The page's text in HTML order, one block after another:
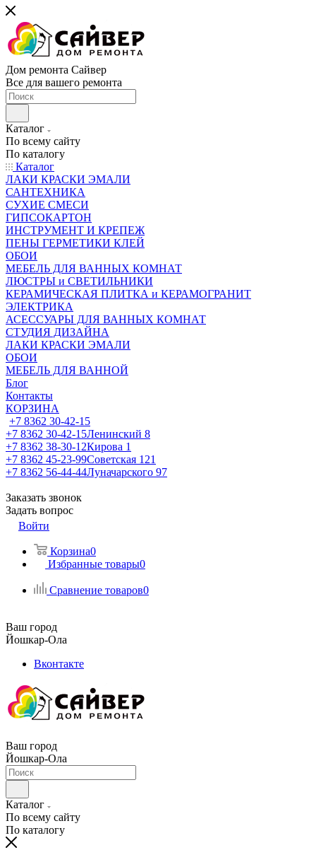
Дом ремонта Сайвер
Все для вашего ремонта
Каталог
По всему сайту
По каталогу
Каталог
ЛАКИ КРАСКИ ЭМАЛИ
САНТЕХНИКА
СУХИЕ СМЕСИ
ГИПСОКАРТОН
ИНСТРУМЕНТ И КРЕПЕЖ
ПЕНЫ ГЕРМЕТИКИ КЛЕЙ
ОБОИ
МЕБЕЛЬ ДЛЯ ВАННЫХ КОМНАТ
ЛЮСТРЫ и СВЕТИЛЬНИКИ
КЕРАМИЧЕСКАЯ ПЛИТКА и КЕРАМОГРАНИТ
ЭЛЕКТРИКА
АСЕССУАРЫ ДЛЯ ВАННЫХ КОМНАТ
СТУДИЯ ДИЗАЙНА
ЛАКИ КРАСКИ ЭМАЛИ
ОБОИ
МЕБЕЛЬ ДЛЯ ВАННОЙ
Блог
Контакты
КОРЗИНА
+7 8362 30-42-15
+7 8362 30-42-15Ленинский 8
+7 8362 38-30-12Кирова 1
+7 8362 45-23-99Советская 121
+7 8362 56-44-44Луначарского 97
Заказать звонок
Задать вопрос
Войти
Корзина0
Избранные товары0
Сравнение товаров0
Ваш город
Йошкар-Ола
Вконтакте
Ваш город
Йошкар-Ола
Каталог
По всему сайту
По каталогу